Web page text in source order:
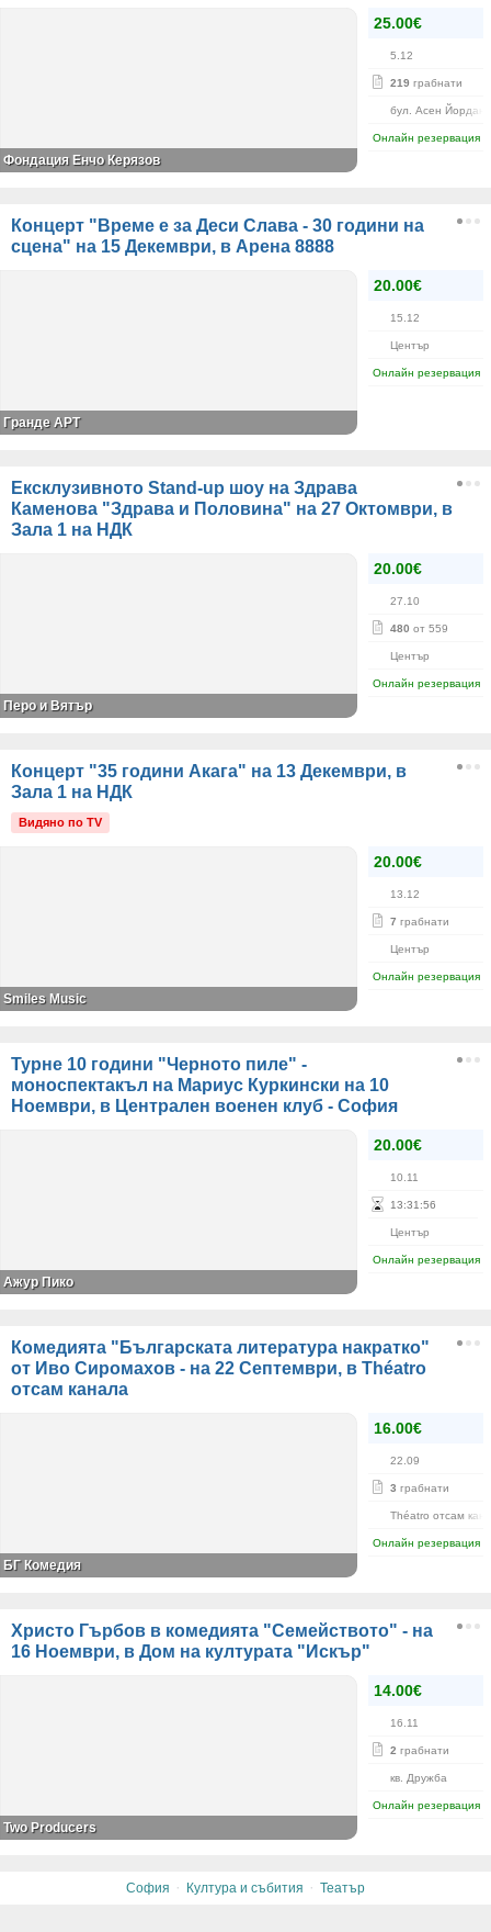
25.00€
5.12
219 грабнати
бул. Асен
Онлайн резервация
Фондация Енчо Керязов
Концерт "Време е за Деси Слава - 30 години на
сцена" на 15 Декември, в Арена 8888
20.00€
15.12
Център
Онлайн резервация
Гранде АРТ
Ексклузивното Stand-up шоу на Здрава
Каменова "Здрава и Половина" на 27 Октомври, в
Зала 1 на НДК
20.00€
27.10
480 от 559
Център
Онлайн резервация
Перо и Вятър
Концерт "35 години Акага" на 13 Декември, в
Зала 1 на НДК
Видяно по TV
20.00€
13.12
7 грабнати
Център
Онлайн резервация
Smiles Music
Турне 10 години "Черното пиле" -
моноспектакъл на Мариус Куркински на 10
Ноември, в Централен военен клуб - София
20.00€
10.11
13:31 :56
Център
Онлайн резервация
Ажур Пико
Комедията "Българската литература накратко"
от Иво Сиромахов - на 22 Септември, в Théatro
отсам канала
16.00€
22.09
3 грабнати
Théatro отсам
Онлайн резервация
БГ Комедия
Христо Гърбов в комедията "Семейството" - на
16 Ноември, в Дом на културата "Искър"
14.00€
16.11
2 грабнати
кв. Дружба
Онлайн резервация
Two Producers
София · Култура и събития · Театър